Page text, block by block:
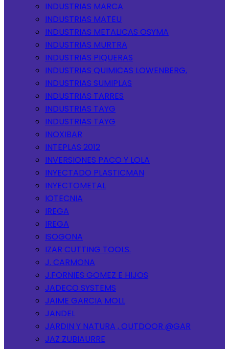
INDUSTRIAS MARCA
INDUSTRIAS MATEU
INDUSTRIAS METALICAS OSYMA
INDUSTRIAS MURTRA
INDUSTRIAS PIQUERAS
INDUSTRIAS QUIMICAS LOWENBERG,
INDUSTRIAS SUMIPLAS
INDUSTRIAS TARRES
INDUSTRIAS TAYG
INDUSTRIAS TAYG
INOXIBAR
INTEPLAS 2012
INVERSIONES PACO Y LOLA
INYECTADO PLASTICMAN
INYECTOMETAL
IOTECNIA
IREGA
IREGA
ISOGONA
IZAR CUTTING TOOLS.
J. CARMONA
J.FORNIES GOMEZ E HIJOS
JADECO SYSTEMS
JAIME GARCIA MOLL
JANDEL
JARDIN Y NATURA , OUTDOOR @GAR
JAZ ZUBIAURRE